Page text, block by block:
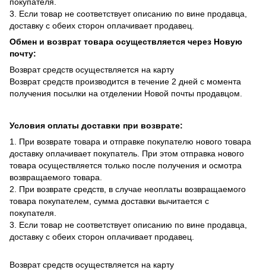
3. Если товар не соответствует описанию по вине продавца,
доставку с обеих сторон оплачивает продавец.
Обмен и возврат товара осуществляется через Новую
почту:
Возврат средств осуществляется на карту
Возврат средств производится в течение 2 дней с момента
получения посылки на отделении Новой почты продавцом.
Условия оплаты доставки при возврате:
1. При возврате товара и отправке покупателю нового товара
доставку оплачивает покупатель. При этом отправка нового
товара осуществляется только после получения и осмотра
возвращаемого товара.
2. При возврате средств, в случае неоплаты возвращаемого
товара покупателем, сумма доставки вычитается с
покупателя.
3. Если товар не соответствует описанию по вине продавца,
доставку с обеих сторон оплачивает продавец.
Возврат средств осуществляется на карту